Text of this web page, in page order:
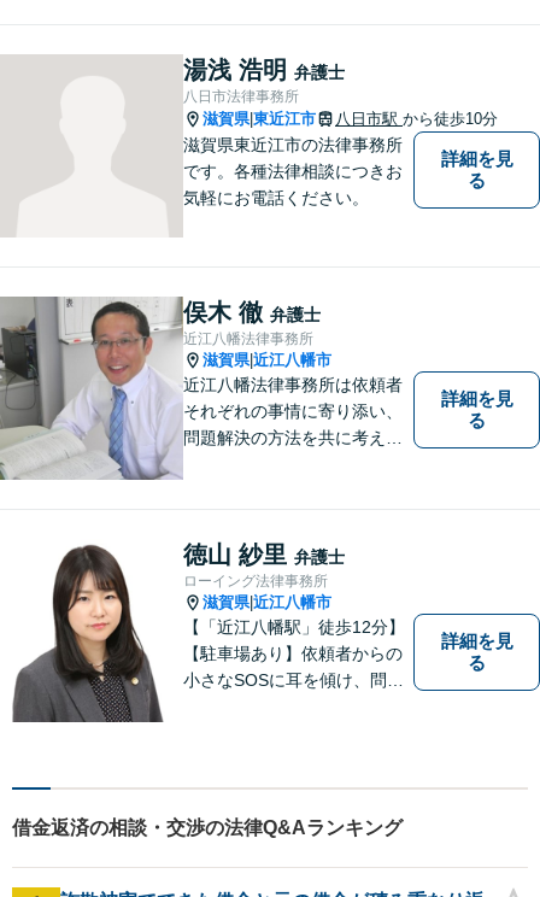
まに、不安を和らげベストな
解決策を提供します「迅速丁
寧」【無料相談有・駐車場完
備】【英語対応可】
湯浅 浩明 弁護士
八日市法律事務所
滋賀県|東近江市 八日市駅 から徒歩10分
滋賀県東近江市の法律事務所
です。各種法律相談につきお
気軽にお電話ください。
詳細を見
る
俣木 徹 弁護士
近江八幡法律事務所
滋賀県|近江八幡市
近江八幡法律事務所は依頼者
それぞれの事情に寄り添い、
問題解決の方法を共に考える
方」も、ぜひお気軽にご相談
ください。
詳細を見
る
徳山 紗里 弁護士
ローイング法律事務所
滋賀県|近江八幡市
【「近江八幡駅」徒歩12分】
【駐車場あり】依頼者からの
小さなSOSに耳を傾け、問題
相談ください。
詳細を見
る
借金返済の相談・交渉の法律Q&Aランキング